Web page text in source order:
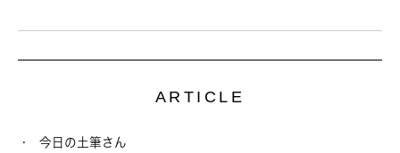
ARTICLE
今日の土筆さん